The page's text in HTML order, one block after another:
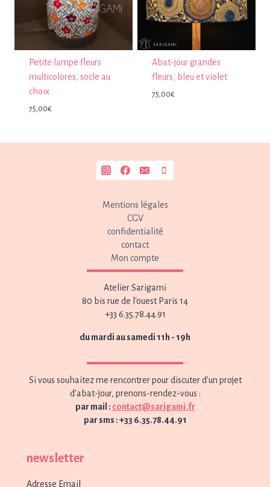
Petite lampe fleurs
multicolores, socle au
choix
75,00€
Abat-jour grandes
fleurs, bleu et violet
75,00€
Mentions légales
CGV
confidentialité
contact
Mon compte
Atelier Sarigami
80 bis rue de l'ouest Paris 14
+33 6.35.78.44.91
du mardi au samedi 11h - 19h
Si vous souhaitez me rencontrer pour discuter d'un projet
d'abat-jour, prenons-rendez-vous :
par mail : contact@sarigami.fr
par sms : +33 6.35.78.44.91
newsletter
Adresse Email